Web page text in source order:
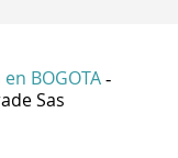
BOGOTA -
Sas